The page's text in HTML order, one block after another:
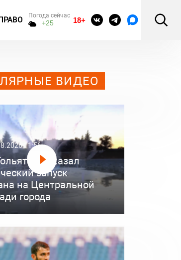
Погода сейчас
+25 18+
ВИДЕО
11:56
показал
запуск
на Центральной
города